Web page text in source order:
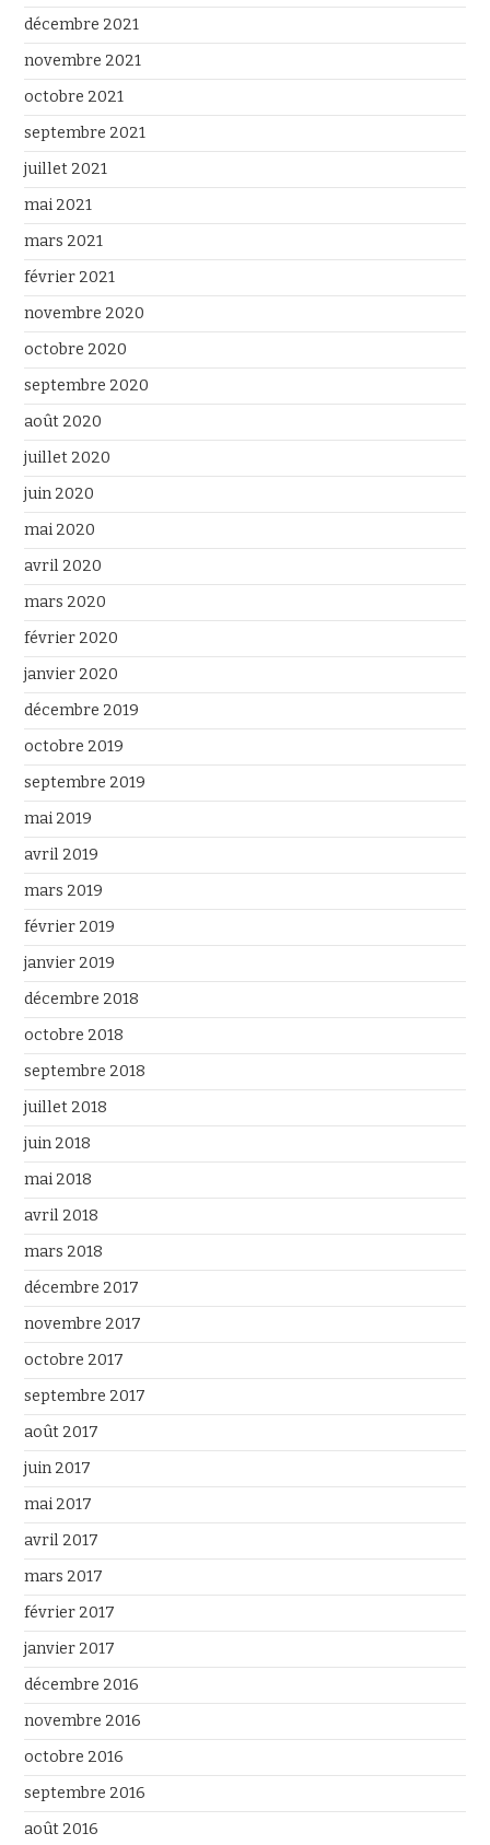
décembre 2021
novembre 2021
octobre 2021
septembre 2021
juillet 2021
mai 2021
mars 2021
février 2021
novembre 2020
octobre 2020
septembre 2020
août 2020
juillet 2020
juin 2020
mai 2020
avril 2020
mars 2020
février 2020
janvier 2020
décembre 2019
octobre 2019
septembre 2019
mai 2019
avril 2019
mars 2019
février 2019
janvier 2019
décembre 2018
octobre 2018
septembre 2018
juillet 2018
juin 2018
mai 2018
avril 2018
mars 2018
décembre 2017
novembre 2017
octobre 2017
septembre 2017
août 2017
juin 2017
mai 2017
avril 2017
mars 2017
février 2017
janvier 2017
décembre 2016
novembre 2016
octobre 2016
septembre 2016
août 2016